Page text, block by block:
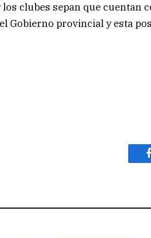
clubes sepan que cuentan
Gobierno provincial y esta